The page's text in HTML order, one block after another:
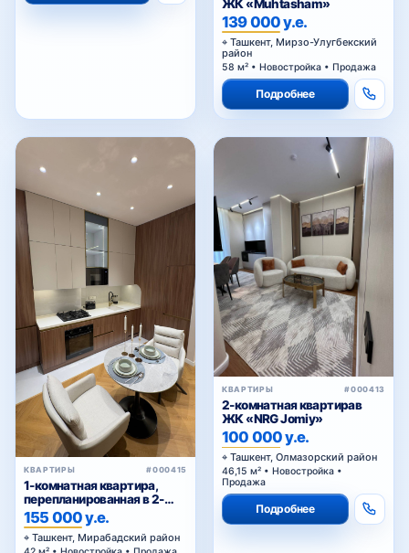
139 000 у.е.
Ташкент, Мирзо-Улугбекский
район
58 м² • Новостройка • Продажа
Подробнее
1-комнатная квартира,
перепланированная в 2-
комнатную, в ЖК
«Parkwood»
155 000 у.е.
Ташкент, Мирабадский район
42 м² • Новостройка • Продажа
#000413
2-комнатная квартирав
ЖК «NRG Jomiy»
100 000 у.е.
Ташкент, Олмазорский район
46,15 м² • Новостройка •
Продажа
Подробнее